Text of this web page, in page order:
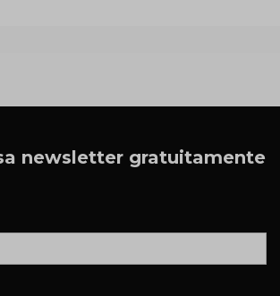
newsletter gratuitamente